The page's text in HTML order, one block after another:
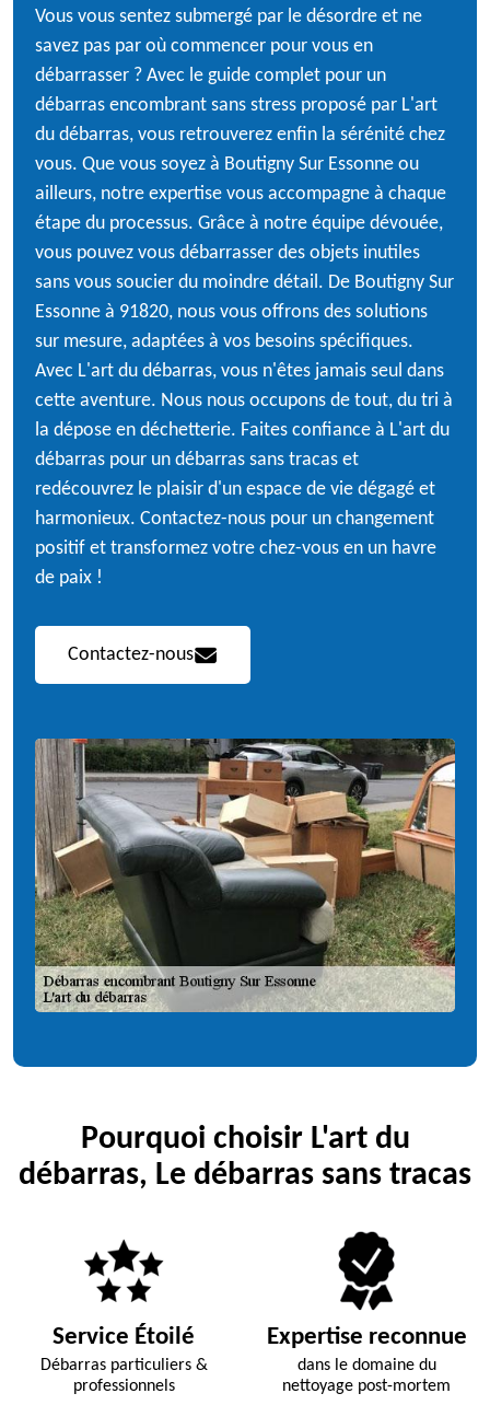
Vous vous sentez submergé par le désordre et ne
savez pas par où commencer pour vous en
débarrasser ? Avec le guide complet pour un
débarras encombrant sans stress proposé par L'art
du débarras, vous retrouverez enfin la sérénité chez
vous. Que vous soyez à Boutigny Sur Essonne ou
ailleurs, notre expertise vous accompagne à chaque
étape du processus. Grâce à notre équipe dévouée,
vous pouvez vous débarrasser des objets inutiles
sans vous soucier du moindre détail. De Boutigny Sur
Essonne à 91820, nous vous offrons des solutions
sur mesure, adaptées à vos besoins spécifiques.
Avec L'art du débarras, vous n'êtes jamais seul dans
cette aventure. Nous nous occupons de tout, du tri à
la dépose en déchetterie. Faites confiance à L'art du
débarras pour un débarras sans tracas et
redécouvrez le plaisir d'un espace de vie dégagé et
harmonieux. Contactez-nous pour un changement
positif et transformez votre chez-vous en un havre
de paix !
Contactez-nous
Pourquoi choisir L'art du
débarras, Le débarras sans tracas
Service Étoilé
Débarras particuliers &
professionnels
Expertise reconnue
dans le domaine du
nettoyage post-mortem